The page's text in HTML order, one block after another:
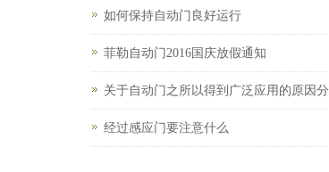
如何保持自动门良好运行
菲勒自动门2016国庆放假通知
关于自动门之所以得到广泛应用的原因分
经过感应门要注意什么